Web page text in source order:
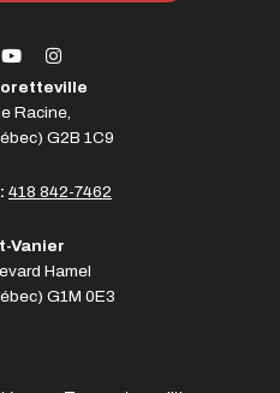
Racine,
G2B 1C9
418 842-7462
Vanier
Hamel
G1M 0E3